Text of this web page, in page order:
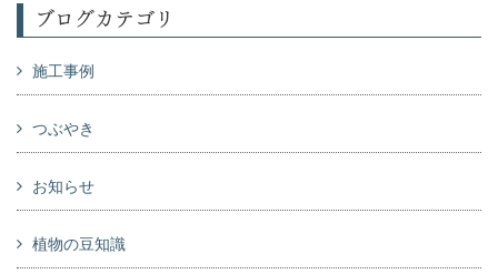
ブログカテゴリ
施工事例
つぶやき
お知らせ
植物の豆知識